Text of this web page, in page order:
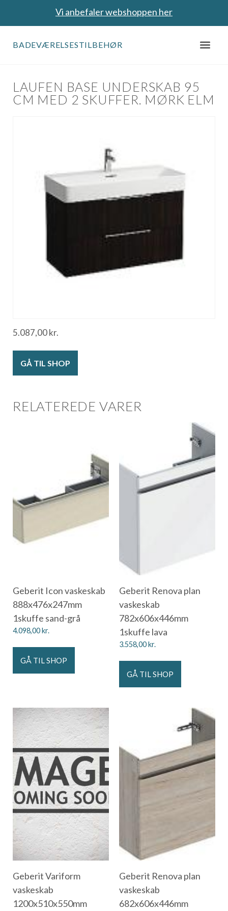
Vi anbefaler webshoppen her
BADEVÆRELSESTILBEHØR
LAUFEN BASE UNDERSKAB 95
CM MED 2 SKUFFER. MØRK ELM
5.087,00kr.
GÅ TIL SHOP
RELATEREDE VARER
Geberit Icon vaskeskab
888x476x247mm
1skuffe sand-grå
4.098,00kr.
GÅ TIL SHOP
Geberit Renova plan
vaskeskab
782x606x446mm
1skuffe lava
3.558,00kr.
GÅ TIL SHOP
Geberit Variform
vaskeskab
1200x510x550mm
Geberit Renova plan
vaskeskab
682x606x446mm